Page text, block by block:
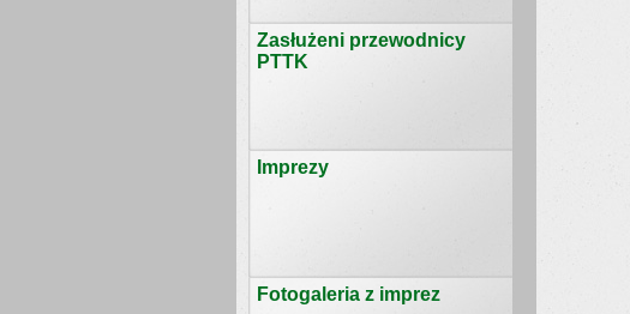
Zasłużeni przewodnicy
PTTK
Imprezy
Fotogaleria z imprez